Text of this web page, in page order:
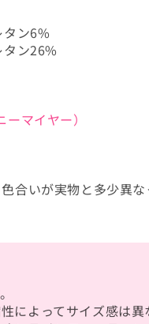
ン6%
ン26%
マイヤー）
合いが実物と多少異
によってサイズ感は異